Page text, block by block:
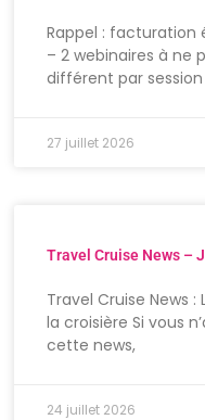
Rappel : facturation
– 2 webinaires à ne
différent par session
27 juillet 2026
Travel Cruise News –
Travel Cruise News
la croisière Si vous
cette news,
24 juillet 2026